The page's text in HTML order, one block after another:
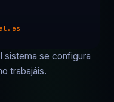
sistema se configura
trabajáis.